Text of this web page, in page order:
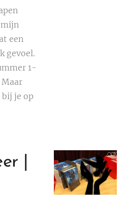
mijn
een
gevoel.
1-
Maar
bij je op
|